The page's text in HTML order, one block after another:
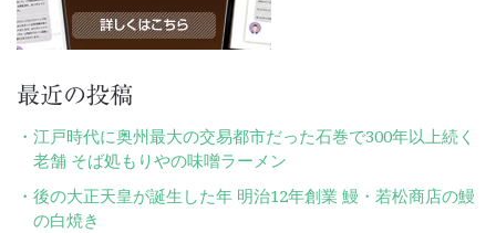
最近の投稿
江戸時代に奥州最大の交易都市だった石巻で300年以上続く
老舗 そば処もりやの味噌ラーメン
後の大正天皇が誕生した年 明治12年創業 鰻・若松商店の鰻
の白焼き